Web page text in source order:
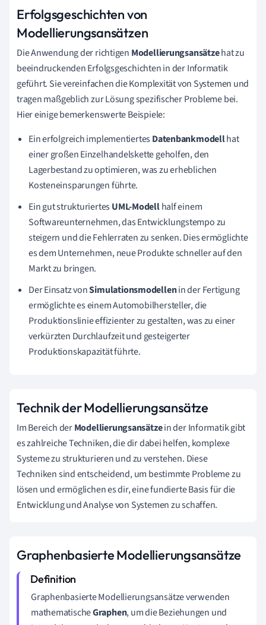
Erfolgsgeschichten von
Modellierungsansätzen
Die Anwendung der richtigen Modellierungsansätzehat zu
beeindruckenden Erfolgsgeschichten in der Informatik
geführt. Sie vereinfachen die Komplexität von Systemen und
tragen maßgeblich zur Lösung spezifischer Probleme bei.
Hier einige bemerkenswerte Beispiele:
Ein erfolgreich implementiertesDatenbankmodellhat
einer großen Einzelhandelskette geholfen, den
Lagerbestand zu optimieren, was zu erheblichen
Kosteneinsparungen führte.
Ein gut strukturiertesUML-Modellhalf einem
Softwareunternehmen, das Entwicklungstempo zu
steigern und die Fehlerraten zu senken. Dies ermöglichte
es dem Unternehmen, neue Produkte schneller auf den
Markt zu bringen.
Der Einsatz vonSimulationsmodellenin der Fertigung
ermöglichte es einem Automobilhersteller, die
Produktionslinie effizienter zu gestalten, was zu einer
verkürzten Durchlaufzeit und gesteigerter
Produktionskapazität führte.
Technik der Modellierungsansätze
Im Bereich derModellierungsansätzein der Informatik gibt
es zahlreiche Techniken, die dir dabei helfen, komplexe
Systeme zu strukturieren und zu verstehen. Diese
Techniken sind entscheidend, um bestimmte Probleme zu
lösen und ermöglichen es dir, eine fundierte Basis für die
Entwicklung und Analyse von Systemen zu schaffen.
Graphenbasierte Modellierungsansätze
Graphenbasierte Modellierungsansätze verwenden
mathematischeGraphen, um die Beziehungen und